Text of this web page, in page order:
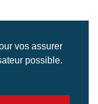
vos assurer
possible.
2024
banque d'images
et cinéma |